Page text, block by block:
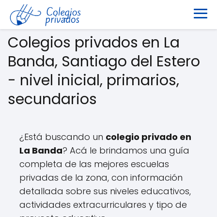
Colegios privados en La
Banda, Santiago del Estero
- nivel inicial, primarios,
secundarios
¿Está buscando un colegio privado en
La Banda? Acá le brindamos una guía
completa de las mejores escuelas
privadas de la zona, con información
detallada sobre sus niveles educativos,
actividades extracurriculares y tipo de